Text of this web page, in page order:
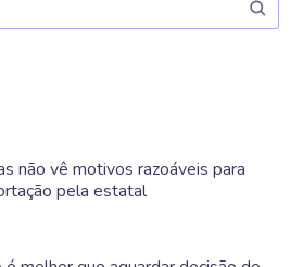
não vê motivos razoáveis para
pela estatal